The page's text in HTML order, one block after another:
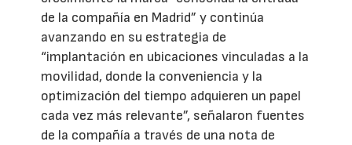
de la compañía en Madrid” y continúa
avanzando en su estrategia de
“implantación en ubicaciones vinculadas a la
movilidad, donde la conveniencia y la
optimización del tiempo adquieren un papel
cada vez más relevante”, señalaron fuentes
de la compañía a través de una nota de